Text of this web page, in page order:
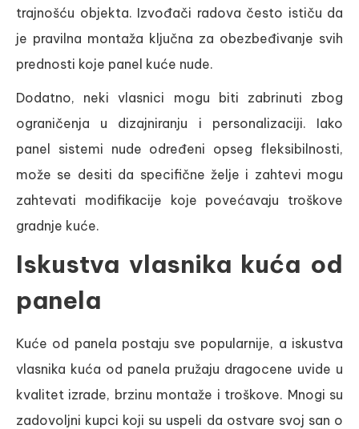
trajnošću objekta. Izvođači radova često ističu da
je pravilna montaža ključna za obezbeđivanje svih
prednosti koje panel kuće nude.
Dodatno, neki vlasnici mogu biti zabrinuti zbog
ograničenja u dizajniranju i personalizaciji. Iako
panel sistemi nude određeni opseg fleksibilnosti,
može se desiti da specifične želje i zahtevi mogu
zahtevati modifikacije koje povećavaju troškove
gradnje kuće.
Iskustva vlasnika kuća od
panela
Kuće od panela postaju sve popularnije, a iskustva
vlasnika kuća od panela pružaju dragocene uvide u
kvalitet izrade, brzinu montaže i troškove. Mnogi su
zadovoljni kupci koji su uspeli da ostvare svoj san o